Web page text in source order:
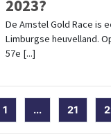
2023?
De Amstel Gold Race is
Limburgse heuvelland.
57e [...]
1 ... 21